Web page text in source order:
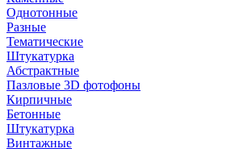
Однотонные
Разные
Тематические
Штукатурка
Абстрактные
Пазловые 3D фотофоны
Кирпичные
Бетонные
Штукатурка
Винтажные